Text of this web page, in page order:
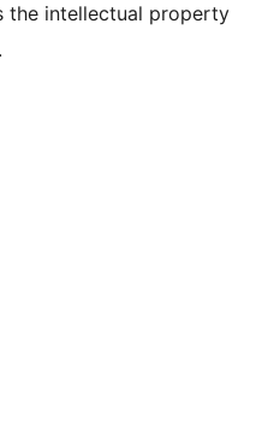
the intellectual property